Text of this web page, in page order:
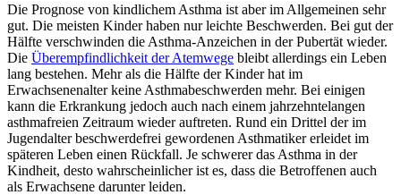
Die Prognose von kindlichem Asthma ist aber im Allgemeinen sehr
gut. Die meisten Kinder haben nur leichte Beschwerden. Bei gut der
Hälfte verschwinden die Asthma-Anzeichen in der Pubertät wieder.
Die Überempfindlichkeit der Atemwege bleibt allerdings ein Leben
lang bestehen. Mehr als die Hälfte der Kinder hat im
Erwachsenenalter keine Asthmabeschwerden mehr. Bei einigen
kann die Erkrankung jedoch auch nach einem jahrzehntelangen
asthmafreien Zeitraum wieder auftreten. Rund ein Drittel der im
Jugendalter beschwerdefrei gewordenen Asthmatiker erleidet im
späteren Leben einen Rückfall. Je schwerer das Asthma in der
Kindheit, desto wahrscheinlicher ist es, dass die Betroffenen auch
als Erwachsene darunter leiden.